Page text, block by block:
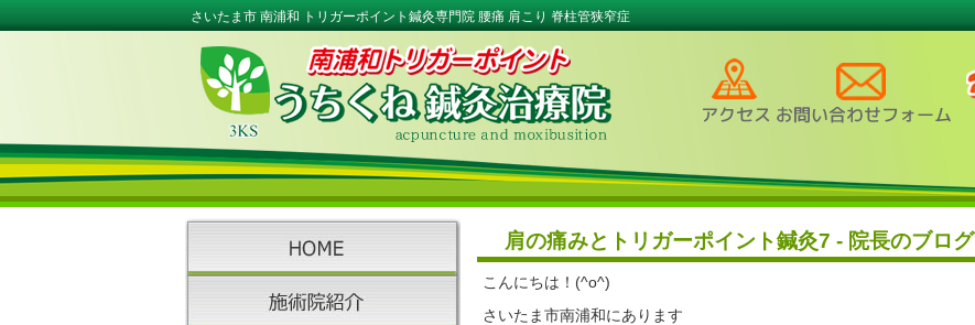
さいたま市 南浦和 トリガーポイント鍼灸専門院 腰痛 肩こり 脊柱管狭窄症
肩の痛みとトリガーポイント鍼灸7 - 院長のブログ
こんにちは！(^o^)
さいたま市南浦和にあります